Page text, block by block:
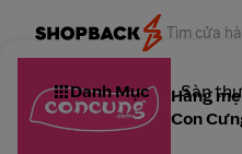
Danh Mục Sàn
Hàng
Con